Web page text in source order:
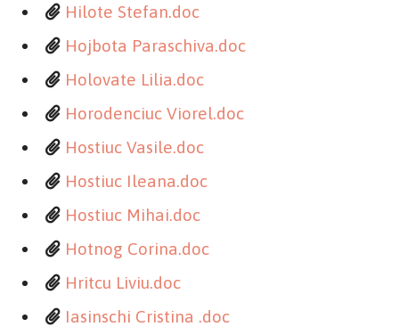
Hilote Stefan.doc
Hojbota Paraschiva.doc
Holovate Lilia.doc
Horodenciuc Viorel.doc
Hostiuc Vasile.doc
Hostiuc Ileana.doc
Hostiuc Mihai.doc
Hotnog Corina.doc
Hritcu Liviu.doc
Iasinschi Cristina .doc